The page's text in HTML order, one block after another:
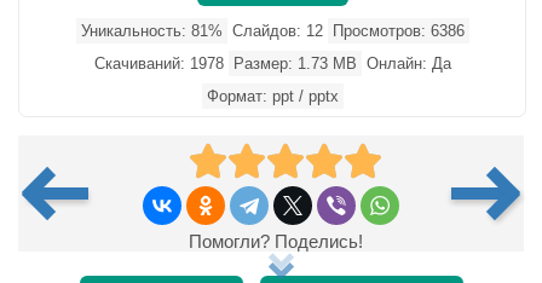
Уникальность: 81% Слайдов: 12
Просмотров: 6386
Скачиваний: 1978
Размер: 1.73 MB Онлайн: Да
Формат: ppt / pptx
Помогли? Поделись!